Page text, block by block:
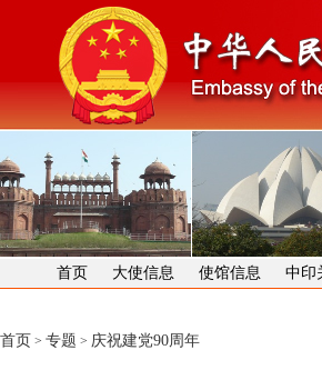
首页 大使信息 使馆信息 中印
首页 > 专题 > 庆祝建党90周年